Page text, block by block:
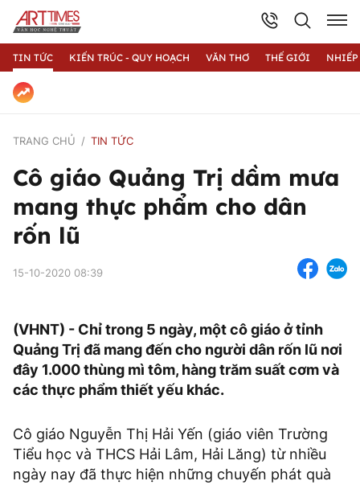
TIN TỨC KIẾN TRÚC - QUY HOẠCH VĂN THƠ THẾ GIỚI
TRANG CHỦ TIN TỨC
Cô giáo Quảng Trị dầm mưa
mang thực phẩm cho dân
rốn lũ
15-10-2020 08:39
(VHNT) - Chỉ trong 5 ngày, một cô giáo ở tỉnh
Quảng Trị đã mang đến cho người dân rốn lũ nơi
đây 1.000 thùng mì tôm, hàng trăm suất cơm và
các thực phẩm thiết yếu khác.
Cô giáo Nguyễn Thị Hải Yến (giáo viên Trường
Tiểu học và THCS Hải Lâm, Hải Lăng) từ nhiều
ngày nay đã thực hiện những chuyến phát quà